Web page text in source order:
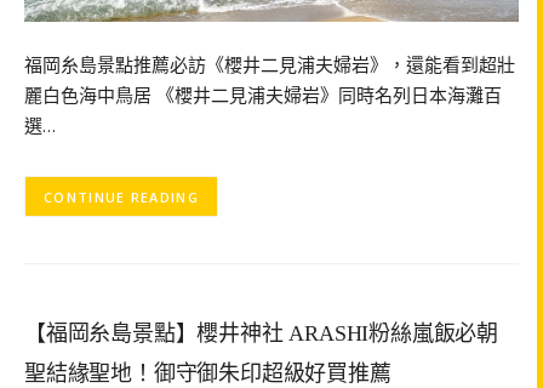
福岡糸島景點推薦必訪《櫻井二見浦夫婦岩》，還能看到超壯
麗白色海中鳥居 《櫻井二見浦夫婦岩》同時名列日本海灘百
選…
CONTINUE READING
【福岡糸島景點】櫻井神社 ARASHI粉絲嵐飯必朝
聖結緣聖地！御守御朱印超級好買推薦